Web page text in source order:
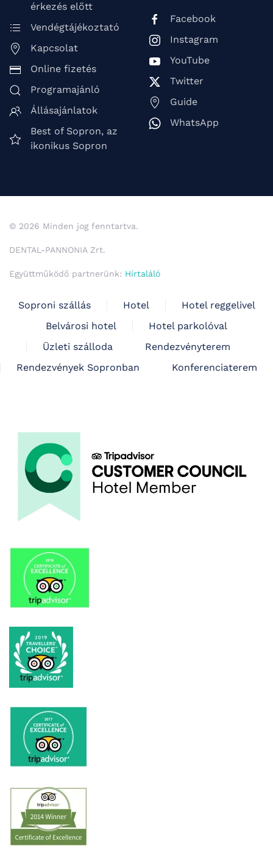
érkezés előtt
Vendégtájékoztató
Kapcsolat
Online fizetés
Programajánló
Állásajánlatok
Best of Sopron, az
ikonikus Sopron
Facebook
Instagram
YouTube
Twitter
Guide
WhatsApp
© 2026 Minden jog fenntartva.
DENTAL-PANNONIA Zrt.
Együttműködő partnerünk: Hírtaláló
Soproni szállás Hotel
Hotel reggelivel
Belvárosi hotel
Hotel parkolóval
Üzleti szálloda
Rendezvényterem
Rendezvények Sopronban
Konferenciaterem